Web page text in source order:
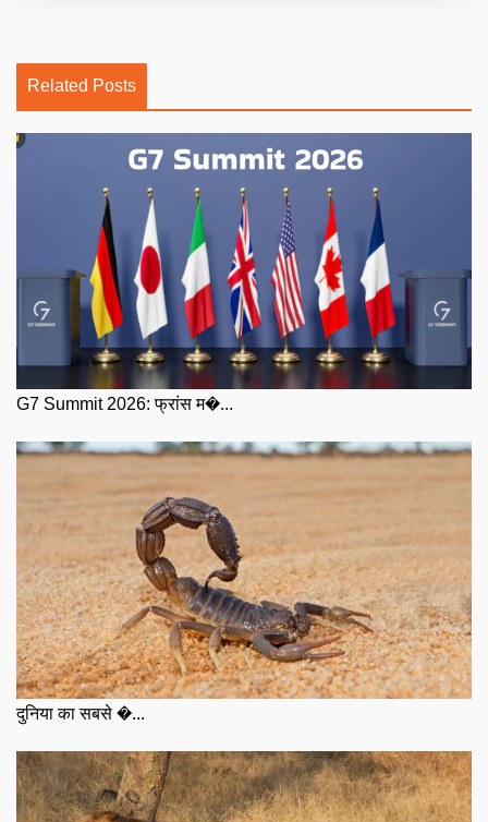
Related Posts
G7 Summit 2026: फ्रांस म�...
दुनिया का सबसे �...